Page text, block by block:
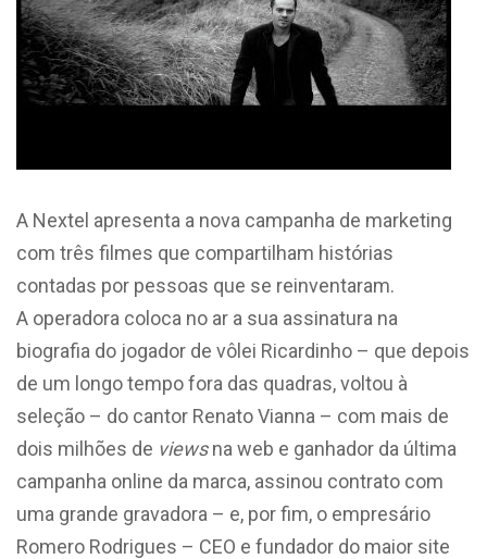
A Nextel apresenta a nova campanha de marketing
com três filmes que compartilham histórias
contadas por pessoas que se reinventaram.
A operadora coloca no ar a sua assinatura na
biografia do jogador de vôlei Ricardinho – que depois
de um longo tempo fora das quadras, voltou à
seleção – do cantor Renato Vianna – com mais de
dois milhões de viewsna web e ganhador da última
campanha online da marca, assinou contrato com
uma grande gravadora – e, por fim, o empresário
Romero Rodrigues – CEO e fundador do maior site